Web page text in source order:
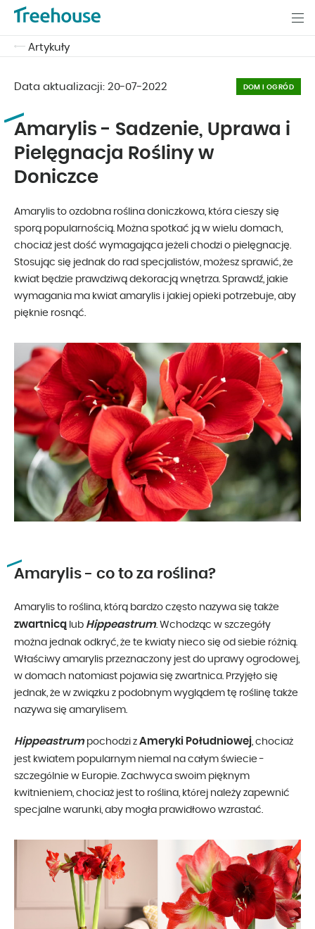
Artykuły
Data aktualizacji: 20-07-2022 DOM I OGRÓD
Amarylis - Sadzenie, Uprawa i
Pielęgnacja Rośliny w
Doniczce
Amarylis to ozdobna roślina doniczkowa, która cieszy się
sporą popularnością. Można spotkać ją w wielu domach,
chociaż jest dość wymagająca jeżeli chodzi o pielęgnację.
Stosując się jednak do rad specjalistów, możesz sprawić, że
kwiat będzie prawdziwą dekoracją wnętrza. Sprawdź, jakie
wymagania ma kwiat amarylis i jakiej opieki potrzebuje, aby
pięknie rosnąć.
Amarylis - co to za roślina?
Amarylis to roślina, którą bardzo często nazywa się także
zwartnicą lub Hippeastrum. Wchodząc w szczegóły
można jednak odkryć, że te kwiaty nieco się od siebie różnią.
Właściwy amarylis przeznaczony jest do uprawy ogrodowej,
w domach natomiast pojawia się zwartnica. Przyjęło się
jednak, że w związku z podobnym wyglądem tę roślinę także
nazywa się amarylisem.
Hippeastrumpochodzi z Ameryki Południowej, chociaż
jest kwiatem popularnym niemal na całym świecie -
szczególnie w Europie. Zachwyca swoim pięknym
kwitnieniem, chociaż jest to roślina, której należy zapewnić
specjalne warunki, aby mogła prawidłowo wzrastać.